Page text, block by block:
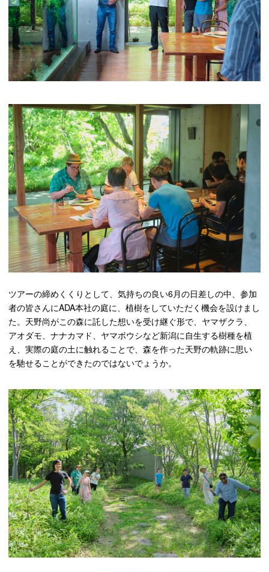
ツアーの締めくくりとして、気持ちの良い6月の日差しの中、参加
者の皆さんにADA本社の庭に、植樹をしていただく機会を設けまし
た。天野尚がこの森に託した想いを受け継ぐ形で、ヤマザクラ、
アオダモ、ナナカマド、ヤマボウシなど新潟に自生する樹種を植
え、実際の庭の土に触れることで、森を作った天野の軌跡に思い
を馳せることができたのではないでょうか。